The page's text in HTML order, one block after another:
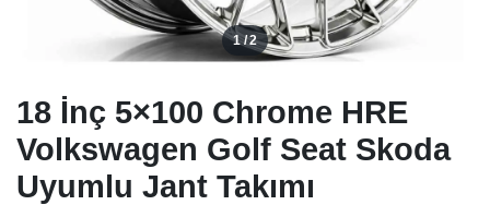
1 / 2
18 İnç 5×100 Chrome HRE
Volkswagen Golf Seat Skoda
Uyumlu Jant Takımı